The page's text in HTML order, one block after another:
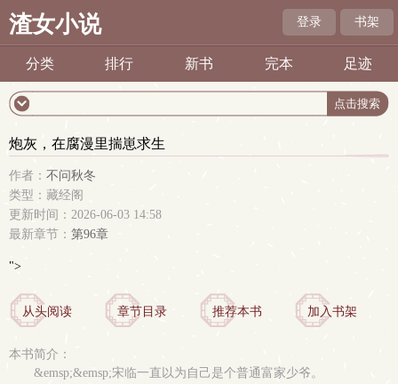
渣女小说 登录 书架
分类 排行 新书 完本 足迹
炮灰，在腐漫里揣崽求生
作者： 不问秋冬
类型：藏经阁
更新时间：2026-06-03 14:58
最新章节： 第96章
">
从头阅读 章节目录 推荐本书 加入书架
本书简介：
&emsp;&emsp;宋临一直以为自己是个普通富家少爷。